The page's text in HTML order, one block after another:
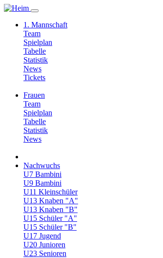
1. Mannschaft
Team
Spielplan
Tabelle
Statistik
News
Tickets
Frauen
Team
Spielplan
Tabelle
Statistik
News
Nachwuchs
U7 Bambini
U9 Bambini
U11 Kleinschüler
U13 Knaben "A"
U13 Knaben "B"
U15 Schüler "A"
U15 Schüler "B"
U17 Jugend
U20 Junioren
U23 Senioren